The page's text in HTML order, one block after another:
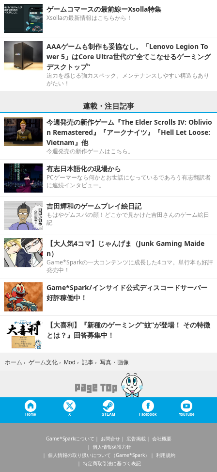
ゲームコマースの最前線ーXsolla特集
Xsollaの最新情報はこちらから！
AAAゲームも制作も妥協なし。「Lenovo Legion To
wer 5」はCore Ultra世代の“全てこなせるゲーミング
デスクトップ”
迫力を感じる強力スペック。メンテナンスしやすい構造もあり
がたい！
連載・注目記事
今週発売の新作ゲーム『The Elder Scrolls IV: Oblivio
n Remastered』『アークナイツ』『Hell Let Loose:
Vietnam』他
今週発売の新作ゲームはこちら。
有志日本語化の現場から
PCゲーマーなら何かとお世話になっているであろう有志翻訳者
に連続インタビュー。
吉田輝和のゲームプレイ絵日記
もはやゲムスパの顔！どこかで見かけた吉田さんのゲーム絵日
記
【大人気4コマ】じゃんげま（Junk Gaming Maide
n）
Game*Sparkの一大コンテンツに成長した4コマ。単行本も好評
発売中！
Game*Spark/インサイド公式ディスコードサーバー
好評稼働中！
【大喜利】『新種のゲーミング“蚊”が登場！ その特徴
とは？』回答募集中！
ホーム › ゲーム文化 › Mod › 記事 › 写真・画像
Home X STEAM Facebook YouTube
Game*Sparkについて お問合せ 広告掲載
会社概要
個人情報保護方針
個人情報の取り扱いについて（Game*Spark）
利用規約
特定商取引法に基づく表記